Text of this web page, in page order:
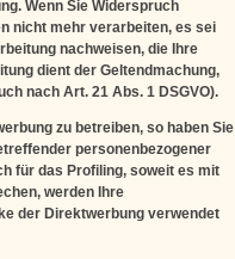
Wenn Sie Widerspruch
nicht mehr verarbeiten, es sei
nachweisen, die Ihre
dient der Geltendmachung,
nach Art. 21 Abs. 1 DSGVO).
zu betreiben, so haben Sie
personenbezogener
für das Profiling, soweit es mit
werden Ihre
der Direktwerbung verwendet